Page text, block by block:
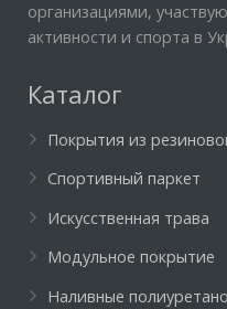
организациями,
активности и спорта в
Каталог
Покрытия из
Спортивный паркет
Искусственная трава
Модульное покрытие
Наливные